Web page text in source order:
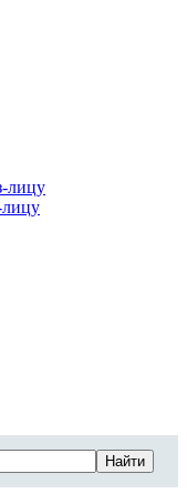
лицу
лицу
Найти